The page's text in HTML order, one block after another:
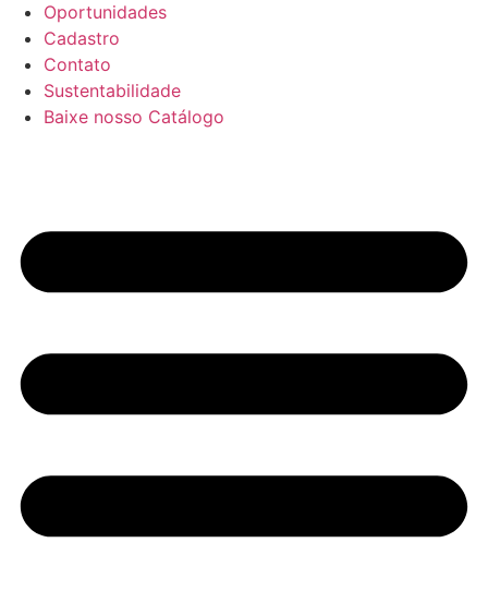
Oportunidades
Cadastro
Contato
Sustentabilidade
Baixe nosso Catálogo